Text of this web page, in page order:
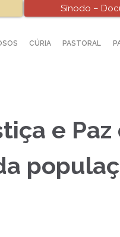
Sínodo –
CÚRIA PASTORAL
e